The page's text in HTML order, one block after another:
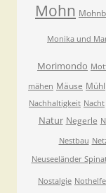
Mohn
Monika und
Morimondo
mähen Mäuse Mühl
Nachhaltigkeit Nacht
Natur Negerle
Nestbau
Neuseeländer
Nostalgie